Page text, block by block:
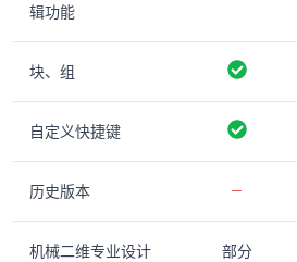
辑功能
块、组
自定义快捷键
历史版本
机械二维专业设计 部分